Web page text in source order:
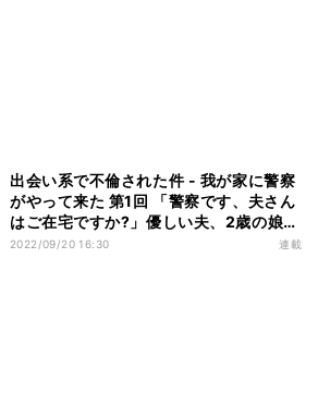
出会い系で不倫された件 - 我が家に警察
がやって来た 第1回 「警察です、夫さん
はご在宅ですか?」優しい夫、2歳の娘と
の気兼ねない生活のはずが…
2022/09/20 16:30 連載